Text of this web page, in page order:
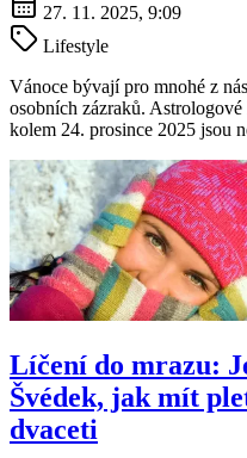
27. 11. 2025, 9:09
Lifestyle
Vánoce bývají pro mnohé z
osobních zázraků.
kolem 24. prosince 2025 jsou
Líčení do mrazu:
Švédek, jak mít
dvaceti